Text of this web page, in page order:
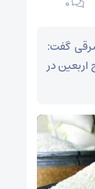
گفت:
در